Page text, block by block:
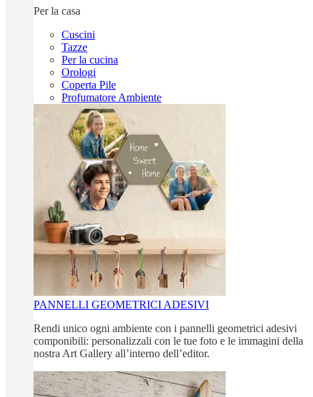
Per la casa
Cuscini
Tazze
Per la cucina
Orologi
Coperta Pile
Profumatore Ambiente
PANNELLI GEOMETRICI ADESIVI
Rendi unico ogni ambiente con i pannelli geometrici adesivi
componibili: personalizzali con le tue foto e le immagini della
nostra Art Gallery all’interno dell’editor.